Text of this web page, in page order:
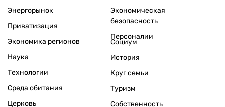
Энергорынок
Приватизация
Экономика регионов
Экономическая
безопасность
Персоналии
Наука
Технологии
Среда обитания
Церковь
Социум
История
Круг семьи
Туризм
Собственность